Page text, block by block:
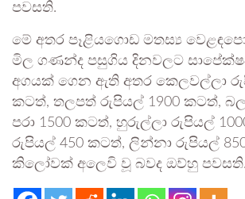
පවසති.
මේ අතර පෑළියගොඩ මතස්‍ය
මිල ගණන්ද පසුගිය දිනවලට
අගයක් ගෙන ඇති අතර කෙලවල්ලා
කටත්, තලපත් රුපියල් 1900 කටත්,
පරා 1500 කටත්, හුරුල්ලා රුපියල්
රුපියල් 450 කටත්, ලින්නා රුපියල්
කිලෝවක් අලෙවි වූ බවද ඔව්හු පවසති.